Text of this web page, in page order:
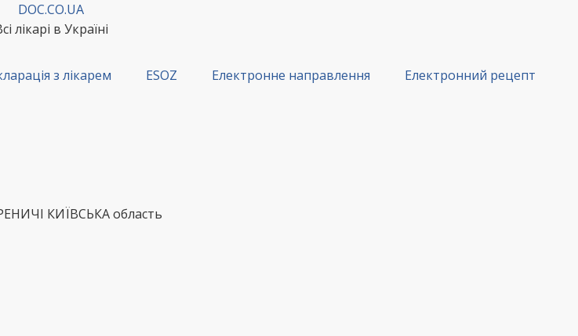
DOC.CO.UA
лікарі в Україні
з лікарем ESOZ Електронне направлення Електронний рецепт
КИЇВСЬКА область